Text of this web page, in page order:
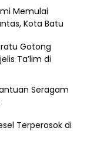
Memulai
Kota Batu
Gotong
Ta’lim di
Seragam
Terperosok di